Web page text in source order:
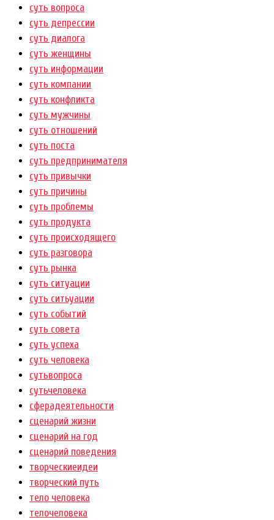
суть вопроса
суть депрессии
суть диалога
суть женщины
суть информации
суть компании
суть конфликта
суть мужчины
суть отношений
суть поста
суть предпринимателя
суть привычки
суть причины
суть проблемы
суть продукта
суть происходящего
суть разговора
суть рынка
суть ситуации
суть ситьуации
суть событий
суть совета
суть успеха
суть человека
сутьвопроса
сутьчеловека
сферадеятельности
сценарий жизни
сценарий на год
сценарий поведения
творческиеидеи
творческий путь
тело человека
телочеловека